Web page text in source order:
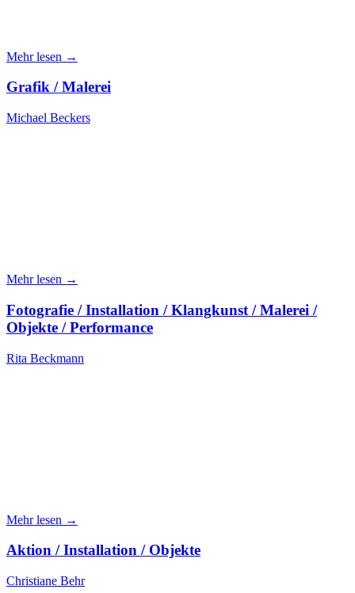
Mehr lesen →
Grafik / Malerei
Michael Beckers
Mehr lesen →
Fotografie / Installation / Klangkunst / Malerei /
Objekte / Performance
Rita Beckmann
Mehr lesen →
Aktion / Installation / Objekte
Christiane Behr